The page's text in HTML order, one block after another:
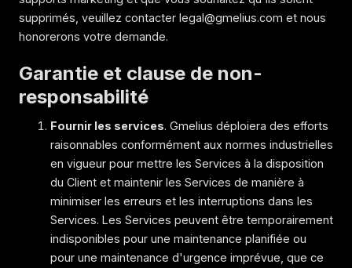
supprimés, veuillez contacter legal@gmelius.com et nous
honorerons votre demande.
Garantie et clause de non-
responsabilité
Fournir les services. Gmelius déploiera des efforts
raisonnables conformément aux normes industrielles
en vigueur pour mettre les Services à la disposition
du Client et maintenir les Services de manière à
minimiser les erreurs et les interruptions dans les
Services. Les Services peuvent être temporairement
indisponibles pour une maintenance planifiée ou
pour une maintenance d'urgence imprévue, que ce